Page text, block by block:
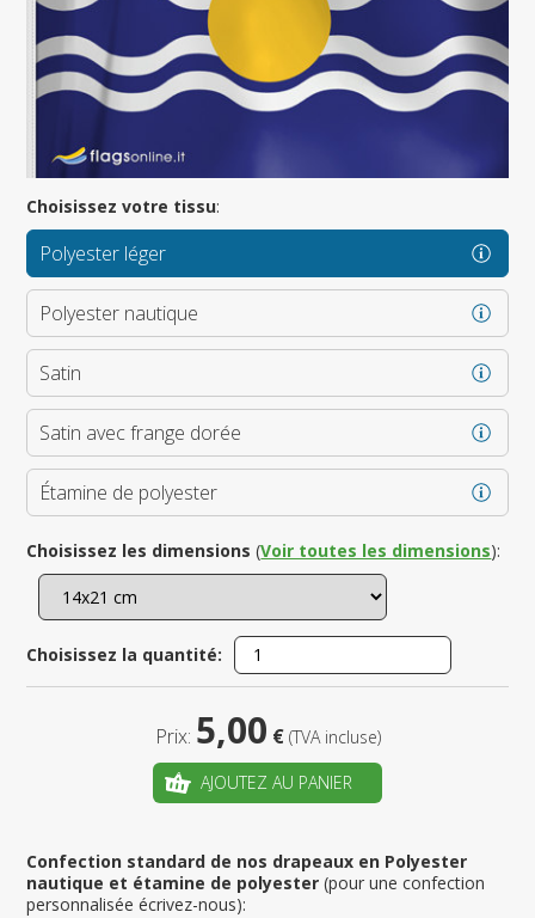
Choisissez votre tissu:
Polyester léger
Polyester nautique
Satin
Satin avec frange dorée
Étamine de polyester
Choisissez les dimensions (Voir toutes les dimensions):
Choisissez la quantité:
Prix: 5,00 € (TVA incluse)
AJOUTEZ AU PANIER
Confection standard de nos drapeaux en Polyester
nautique et étamine de polyester(pour une confection
personnalisée écrivez-nous):